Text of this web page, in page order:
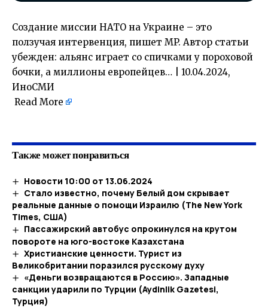
Создание миссии НАТО на Украине – это
ползучая интервенция, пишет MP. Автор статьи
убежден: альянс играет со спичками у пороховой
бочки, а миллионы европейцев… | 10.04.2024,
ИноСМИ
Read More
Также может понравиться
Новости 10:00 от 13.06.2024
Стало известно, почему Белый дом скрывает
реальные данные о помощи Израилю (The New York
Times, США)
Пассажирский автобус опрокинулся на крутом
повороте на юго-востоке Казахстана
Христианские ценности. Турист из
Великобритании поразился русскому духу
«Деньги возвращаются в Россию». Западные
санкции ударили по Турции (Aydinlik Gazetesi,
Турция)